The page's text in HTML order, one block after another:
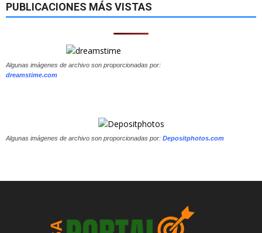
PUBLICACIONES MÁS VISTAS
Algunas imágenes de archivo son proporcionadas por:
dreamstime.com
Algunas imágenes de archivo son proporcionadas por: Depositphotos.com